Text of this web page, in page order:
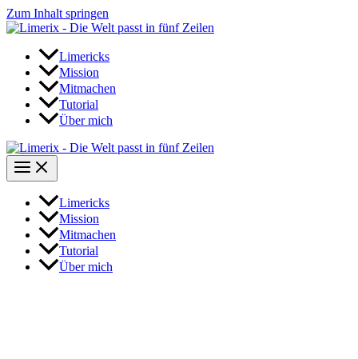
Zum Inhalt springen
Limericks
Mission
Mitmachen
Tutorial
Über mich
Limericks
Mission
Mitmachen
Tutorial
Über mich